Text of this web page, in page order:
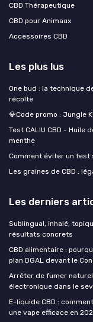
CBD Thérapeutique
CBD pour Animaux
Accessoires CBD
Les plus lus
One bud : la technique
récolte
💎Code promo : Jungle
Test CALIU CBD - Huile
menthe
Comment éviter un test
Les graines de CBD :
Les derniers
Sublingual, inhalé,
résultats concrets
CBD alimentaire :
plan DGAL devant le
Arrêter de fumer
électronique dans le
E-liquide CBD :
une vape efficace en